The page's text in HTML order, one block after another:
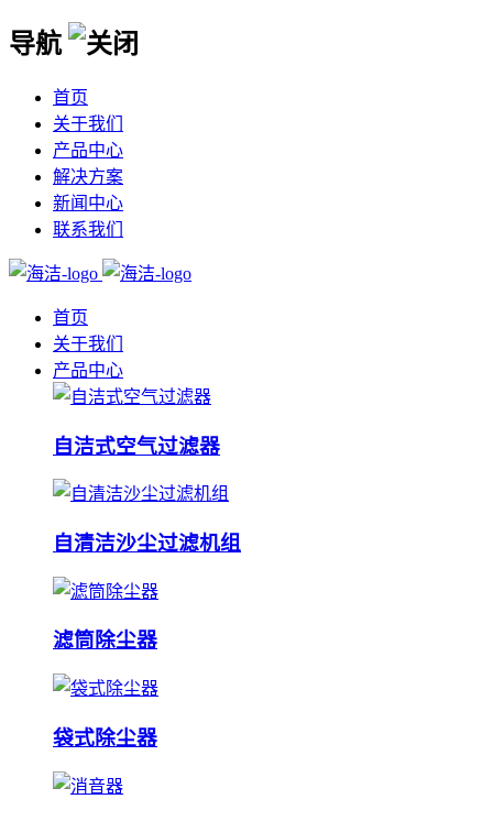
导航
首页
关于我们
产品中心
解决方案
新闻中心
联系我们
首页
关于我们
产品中心
自洁式空气过滤器
自清洁沙尘过滤机组
滤筒除尘器
袋式除尘器